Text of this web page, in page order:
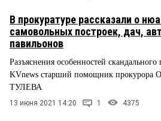
В прокуратуре рассказали о
самовольных построек, дач,
павильонов
Разъяснения особенностей скандального
KVnews старший помощник прокурора
ТУЛЕВА
13 июня 2021 14:20 1 4375